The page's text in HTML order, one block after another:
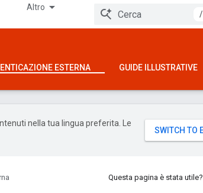
Altro
/
ESTERNA GUIDE ILLUSTRATIVE
nella tua lingua preferita. Le
Questa pagina è stata utile?